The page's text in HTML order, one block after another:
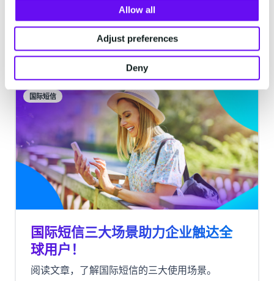
Allow all
Adjust preferences
Deny
复盘2023年独立站情况，展望2024年新趋势。
Jan 02, 2024
国际短信
国际短信三大场景助力企业触达全
球用户！
阅读文章，了解国际短信的三大使用场景。